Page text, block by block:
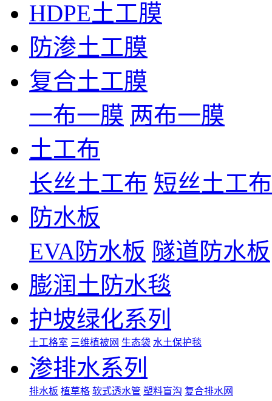
HDPE土工膜
防渗土工膜
复合土工膜
一布一膜 两布一膜
土工布
长丝土工布 短丝土工布
防水板
EVA防水板 隧道防水板
膨润土防水毯
护坡绿化系列
土工格室 三维植被网 生态袋 水土保护毯
渗排水系列
排水板 植草格 软式透水管 塑料盲沟 复合排水网